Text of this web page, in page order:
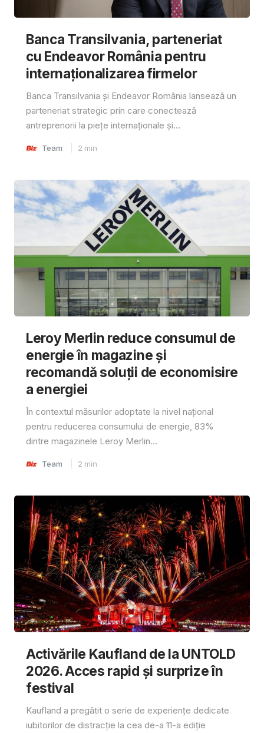
Banca Transilvania, parteneriat
cu Endeavor România pentru
internaționalizarea firmelor
Banca Transilvania și Endeavor România lansează un
parteneriat strategic prin care conectează
antreprenorii la piețe internaționale și...
Team 2 min
Leroy Merlin reduce consumul de
energie în magazine și
recomandă soluții de economisire
a energiei
În contextul măsurilor adoptate la nivel național
pentru reducerea consumului de energie, 83%
dintre magazinele Leroy Merlin...
Team 2 min
Activările Kaufland de la UNTOLD
2026. Acces rapid și surprize în
festival
Kaufland a pregătit o serie de experiențe dedicate
iubitorilor de distracție la cea de-a 11-a ediție